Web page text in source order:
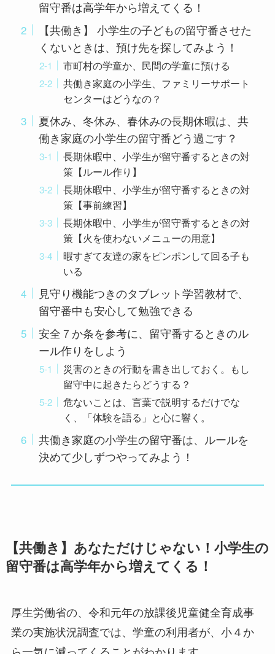
留守番は高学年から増えてくる！
【共働き】 小学生の子どもの留守番させた
くないときは、預け先を探してみよう！
市町村の学童か、民間の学童に預ける
共働き家庭の小学生、ファミリーサポート
センターはどうなの？
夏休み、冬休み、春休みの長期休暇は、共
働き家庭の小学生の留守番どう過ごす？
長期休暇中、小学生が留守番するときの対
策【ルール作り】
長期休暇中、小学生が留守番するときの対
策【事前練習】
長期休暇中、小学生が留守番するときの対
策【火を使わないメニューの用意】
暇すぎて友達の家をピンポンして回る子も
いる
見守り機能つきのタブレット学習教材で、
留守番中も安心して勉強できる
安全７か条を参考に、留守番するときのル
ール作りをしよう
災害のときの行動を書き出しておく。もし
留守中に起きたらどうする？
危ないことは、言葉で説明するだけでな
く、「体験を語る」と心に響く。
共働き家庭の小学生の留守番は、ルールを
決めて少しずつやってみよう！
【共働き】あなただけじゃない！小学生の
留守番は高学年から増えてくる！
厚生労働省の、令和元年の放課後児童健全育成事
業の実施状況調査では、学童の利用者が、小４か
ら一気に減ってくることがわかります。